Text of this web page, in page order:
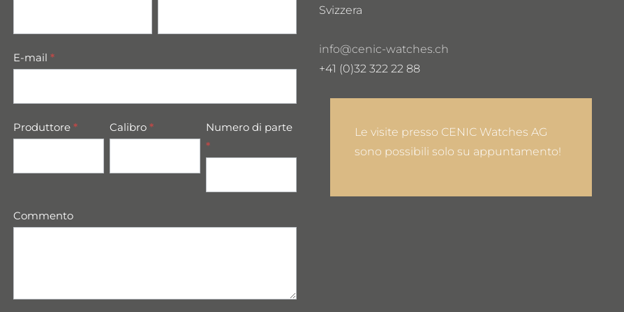
E-mail *
Produttore * Calibro *
Numero di parte
*
Commento
Svizzera
info@cenic-watches.ch
+41 (0)32 322 22 88
Le visite presso CENIC Watches AG
sono possibili solo su appuntamento!